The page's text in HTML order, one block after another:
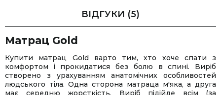
ВІДГУКИ (5)
Матрац Gold
Купити матрац Gold варто тим, хто хоче спати з
комфортом і прокидатися без болю в спині. Виріб
створено з урахуванням анатомічних особливостей
людського тіла. Одна сторона матраца м'яка, а друга
має середню жорсткість. Виріб підійде всім (за